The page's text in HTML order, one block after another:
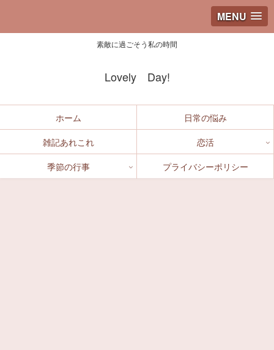
MENU
素敵に過ごそう私の時間
Lovely Day!
ホーム
日常の悩み
雑記あれこれ
恋活
季節の行事
プライバシーポリシー